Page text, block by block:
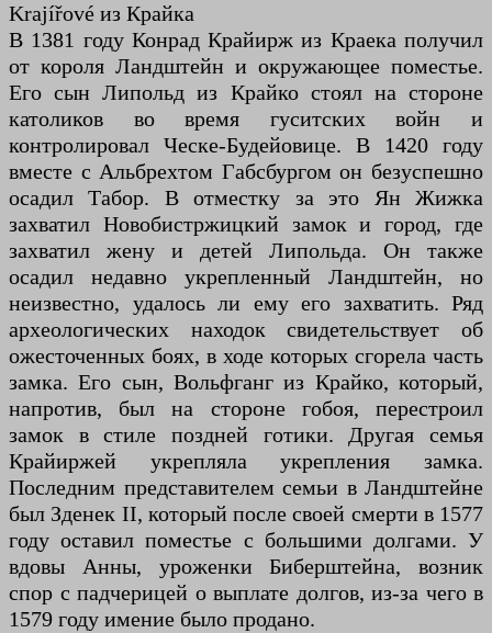
Krajířové из Крайка
В 1381 году Конрад Крайирж из Краека получил
от короля Ландштейн и окружающее поместье.
Его сын Липольд из Крайко стоял на стороне
католиков во время гуситских войн и
контролировал Ческе-Будейовице. В 1420 году
вместе с Альбрехтом Габсбургом он безуспешно
осадил Табор. В отместку за это Ян Жижка
захватил Новобистржицкий замок и город, где
захватил жену и детей Липольда. Он также
осадил недавно укрепленный Ландштейн, но
неизвестно, удалось ли ему его захватить. Ряд
археологических находок свидетельствует об
ожесточенных боях, в ходе которых сгорела часть
замка. Его сын, Вольфганг из Крайко, который,
напротив, был на стороне гобоя, перестроил
замок в стиле поздней готики. Другая семья
Крайиржей укрепляла укрепления замка.
Последним представителем семьи в Ландштейне
был Зденек II, который после своей смерти в 1577
году оставил поместье с большими долгами. У
вдовы Анны, уроженки Биберштейна, возник
спор с падчерицей о выплате долгов, из-за чего в
1579 году имение было продано.